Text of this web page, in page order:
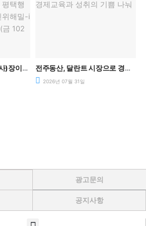
별별꼴상회협동조합, (사)장이익어가는마을진위, 평택행복나눔본부를 통해 진위해밀-i지역아동센터 건조기(금 102만원 상당) 지원 전주동산, 달란트 시장으로 경제교육과 성취의 기쁨 나눠
2026년 07월 31일
광고문의
공지사항